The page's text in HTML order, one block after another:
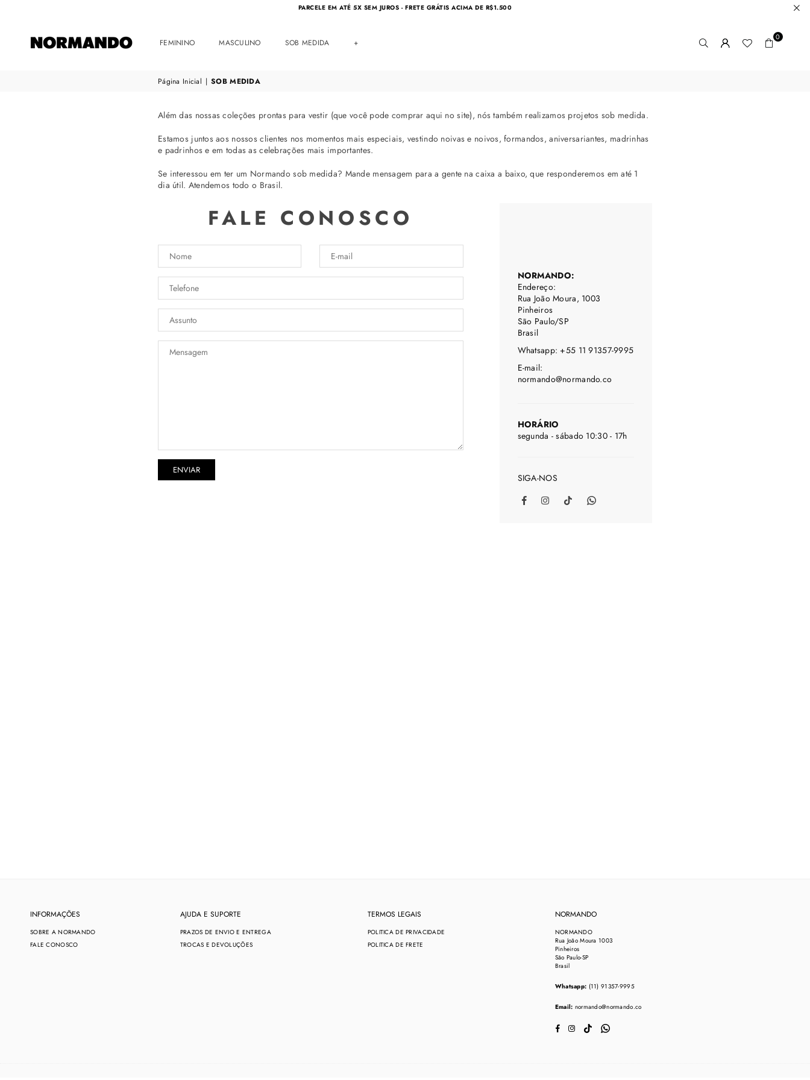
PARCELE EM ATÉ 5X SEM JUROS - FRETE GRÁTIS ACIMA DE R$1.500
NORMANDO
FEMININO MASCULINO SOB MEDIDA +
0
Página Inicial | SOB MEDIDA
Além das nossas coleções prontas para vestir (que você pode comprar aqui no site), nós também realizamos projetos sob medida.
Estamos juntos aos nossos clientes nos momentos mais especiais, vestindo noivas e noivos, formandos, aniversariantes, madrinhas
e padrinhos e em todas as celebrações mais importantes.
Se interessou em ter um Normando sob medida? Mande mensagem para a gente na caixa a baixo, que responderemos em até 1
dia útil. Atendemos todo o Brasil.
FALE CONOSCO
NORMANDO:
Endereço:
Rua João Moura, 1003
Pinheiros
São Paulo/SP
Brasil
Whatsapp: +55 11 91357-9995
E-mail:
normando@normando.co
HORÁRIO
segunda - sábado 10:30 - 17h
SIGA-NOS
FacebookInstagramTikTokWhatsapp
INFORMAÇÕES
SOBRE A NORMANDO
FALE CONOSCO
AJUDA E SUPORTE
PRAZOS DE ENVIO E ENTREGA
TROCAS E DEVOLUÇÕES
TERMOS LEGAIS
POLITICA DE PRIVACIDADE
POLITICA DE FRETE
NORMANDO
NORMANDO
Rua João Moura 1003
Pinheiros
São Paulo-SP
Brasil
Whatsapp: (11) 91357-9995
Email: normando@normando.co
FacebookInstagramTikTokWhatsapp